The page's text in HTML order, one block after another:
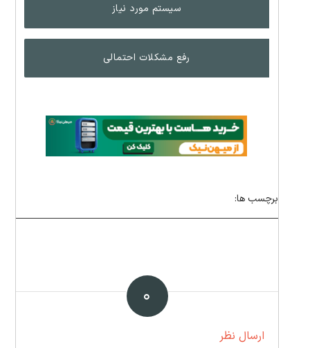
سیستم مورد نیاز
رفع مشکلات احتمالی
برچسب ها:
۰
ارسال نظر